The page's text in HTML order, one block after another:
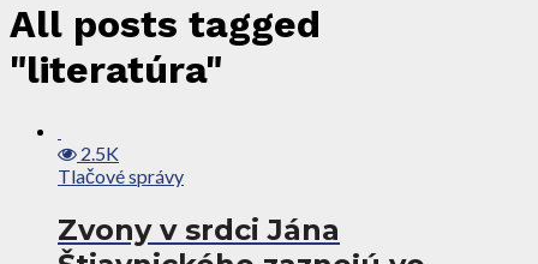
All posts tagged
"literatúra"
2.5K
Tlačové správy
Zvony v srdci Jána